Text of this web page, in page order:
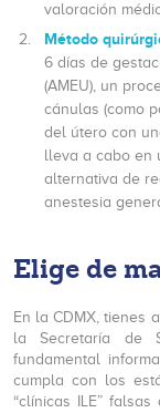
valoración
Método
6 días de
(AMEU), un
cánulas (como
del útero con
lleva a cabo en
alternativa de
anestesia
Elige de
En la CDMX, tienes
la Secretaría de
fundamental
cumpla con los
“clínicas ILE”